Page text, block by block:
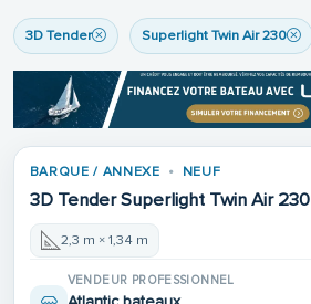
3D Tender Superlight Twin Air 230
BARQUE / ANNEXE NEUF
3D Tender Superlight Twin Air 230
2,3 m × 1,34 m
VENDEUR PROFESSIONNEL